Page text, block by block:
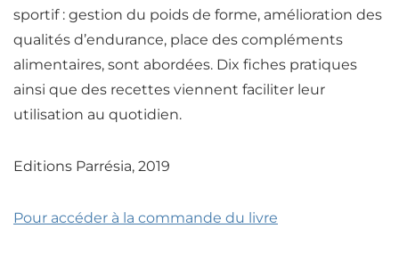
sportif : gestion du poids de forme, amélioration des
qualités d’endurance, place des compléments
alimentaires, sont abordées. Dix fiches pratiques
ainsi que des recettes viennent faciliter leur
utilisation au quotidien.
Editions Parrésia, 2019
Pour accéder à la commande du livre